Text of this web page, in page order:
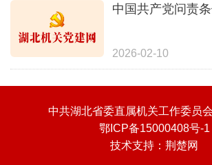
中国共产党问责条
2026-02-10
中共湖北省委直属机关工作委员
鄂ICP备15000408号-1
技术支持： 荆楚网